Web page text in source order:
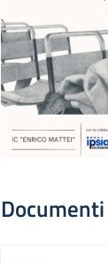
Documenti